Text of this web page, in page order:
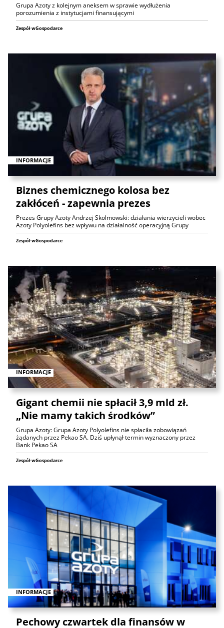
Grupa Azoty z kolejnym aneksem w sprawie wydłużenia
porozumienia z instytucjami finansującymi
Zespół wGospodarce
INFORMACJE
Biznes chemicznego kolosa bez
zakłóceń - zapewnia prezes
Prezes Grupy Azoty Andrzej Skolmowski: działania wierzycieli wobec
Azoty Polyolefins bez wpływu na działalność operacyjną Grupy
Zespół wGospodarce
INFORMACJE
Gigant chemii nie spłacił 3,9 mld zł.
„Nie mamy takich środków”
Grupa Azoty: Grupa Azoty Polyolefins nie spłaciła zobowiązań
żądanych przez Pekao SA. Dziś upłynął termin wyznaczony przez
Bank Pekao SA
Zespół wGospodarce
INFORMACJE
Pechowy czwartek dla finansów w